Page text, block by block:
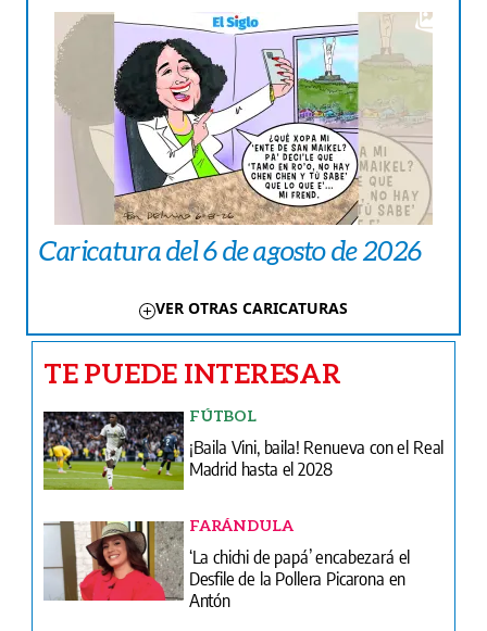
Caricatura del 6 de agosto de 2026
VER OTRAS CARICATURAS
TE PUEDE INTERESAR
FÚTBOL
¡Baila Vini, baila! Renueva con el Real
Madrid hasta el 2028
FARÁNDULA
‘La chichi de papá’ encabezará el
Desfile de la Pollera Picarona en
Antón